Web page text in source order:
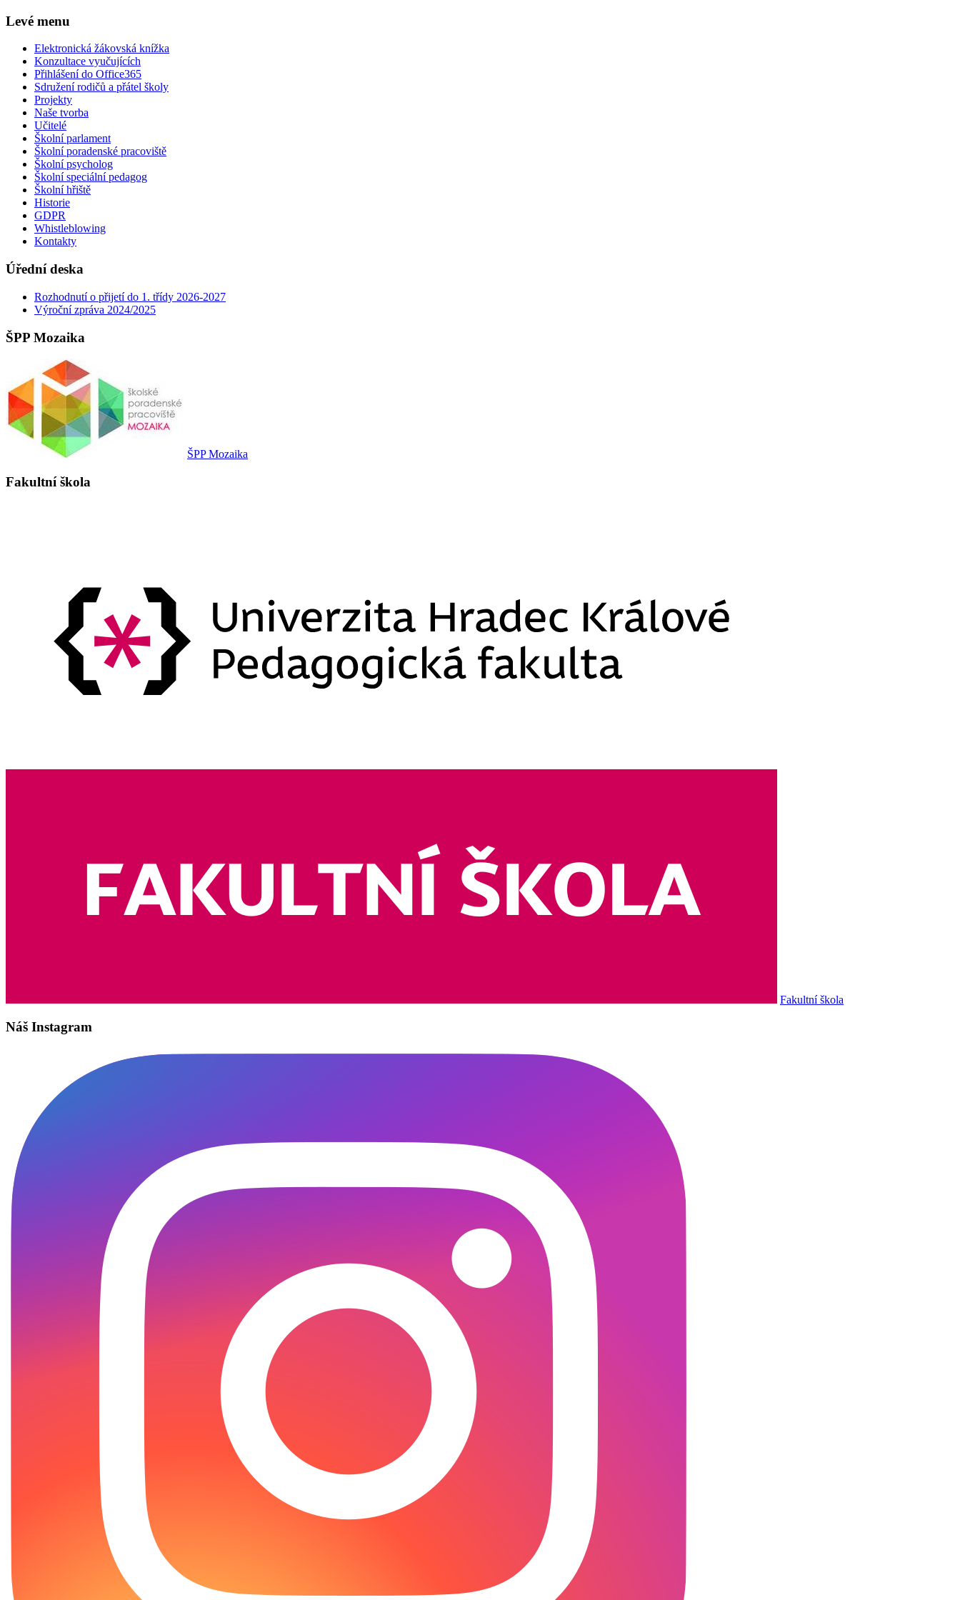
Levé menu
Elektronická žákovská knížka
Konzultace vyučujících
Přihlášení do Office365
Sdružení rodičů a přátel školy
Projekty
Naše tvorba
Učitelé
Školní parlament
Školní poradenské pracoviště
Školní psycholog
Školní speciální pedagog
Školní hřiště
Historie
GDPR
Whistleblowing
Kontakty
Úřední deska
Rozhodnutí o přijetí do 1. třídy 2026-2027
Výroční zpráva 2024/2025
ŠPP Mozaika
ŠPP Mozaika
Fakultní škola
Fakultní škola
Náš Instagram